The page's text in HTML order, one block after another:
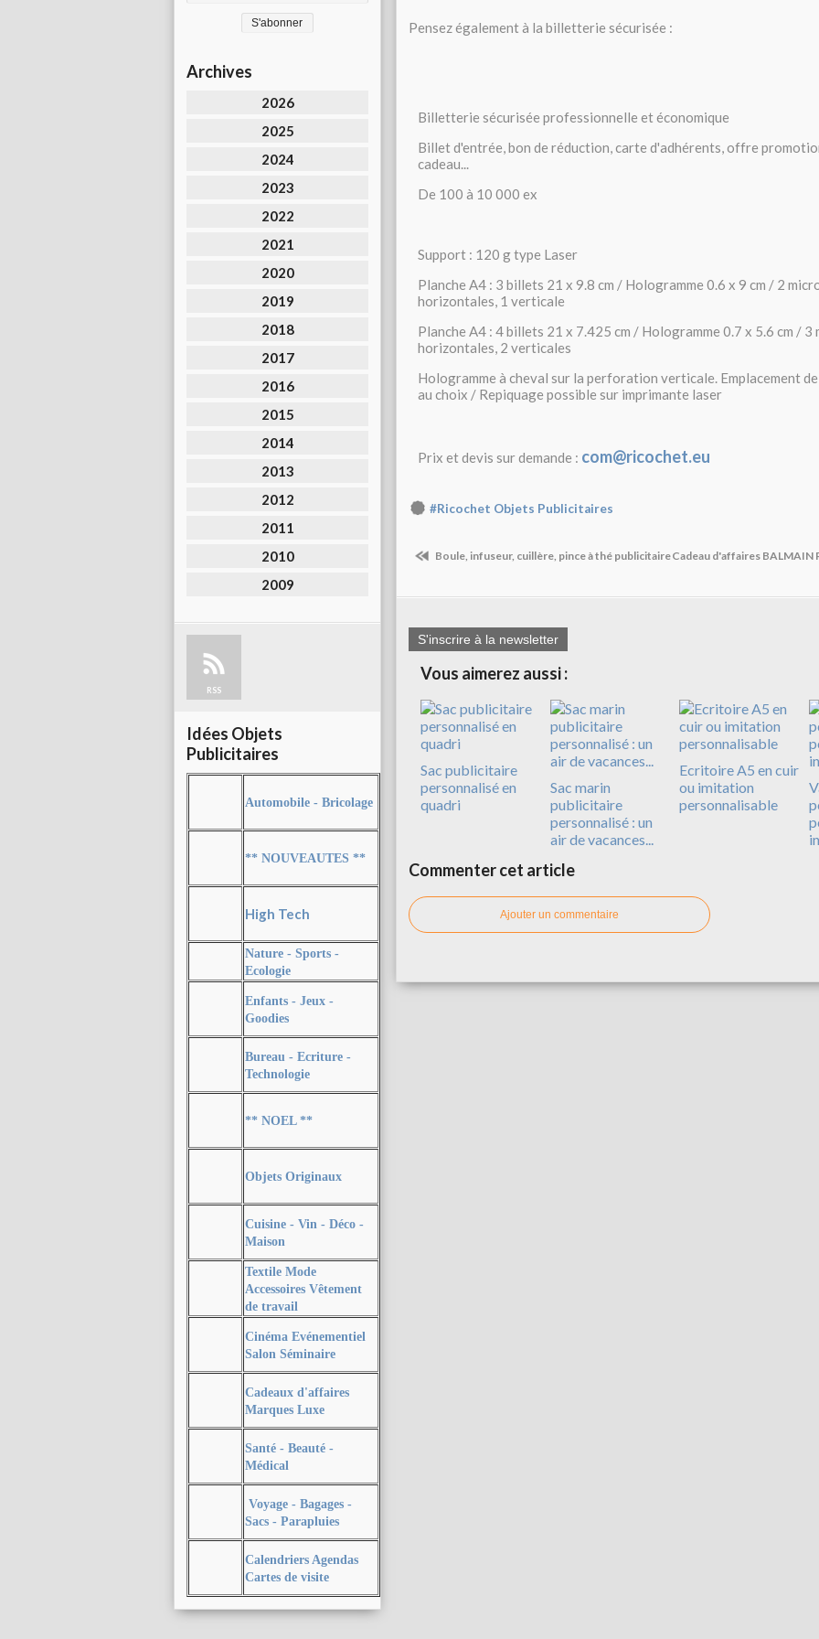
Archives
2026
2025
2024
2023
2022
2021
2020
2019
2018
2017
2016
2015
2014
2013
2012
2011
2010
2009
RSS
Idées Objets
Publicitaires
Automobile - Bricolage
** NOUVEAUTES **
High Tech
Nature - Sports -
Ecologie
Enfants - Jeux -
Goodies
Bureau - Ecriture -
Technologie
** NOEL **
Objets Originaux
Cuisine - Vin - Déco -
Maison
Textile Mode
Accessoires Vêtement
de travail
Cinéma Evénementiel
Salon Séminaire
Cadeaux d'affaires
Marques Luxe
Santé - Beauté -
Médical
Voyage - Bagages -
Sacs - Parapluies
Calendriers Agendas
Cartes de visite
Pensez également à la billetterie sécurisée :
Billetterie sécurisée professionnelle et économique
Billet d'entrée, bon de réduction, carte d'adhérents, offre
cadeau...
De 100 à 10 000 ex
Support : 120 g type Laser
Planche A4 : 3 billets 21 x 9.8 cm / Hologramme 0.6 x 9 cm / 2
horizontales, 1 verticale
Planche A4 : 4 billets 21 x 7.425 cm / Hologramme 0.7 x 5.6 cm /
horizontales, 2 verticales
Hologramme à cheval sur la perforation verticale. Emplacement
au choix / Repiquage possible sur imprimante laser
Prix et devis sur demande : com@ricochet.eu
#Ricochet Objets Publicitaires
Boule, infuseur, cuillère, pince à thé publicitaireCadeau d'affaires BALMAIN
S'inscrire à la newsletter
Vous aimerez aussi :
Sac publicitaire
personnalisé en
quadri
Sac marin
publicitaire
personnalisé : un
air de vacances...
Ecritoire A5 en cuir
ou imitation
personnalisable
Commenter cet article
Ajouter un commentaire